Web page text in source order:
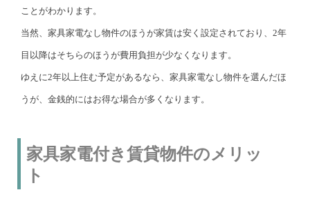
ことがわかります。
当然、家具家電なし物件のほうが家賃は安く設定されており、2年
目以降はそちらのほうが費用負担が少なくなります。
ゆえに2年以上住む予定があるなら、家具家電なし物件を選んだほ
うが、金銭的にはお得な場合が多くなります。
家具家電付き賃貸物件のメリッ
ト